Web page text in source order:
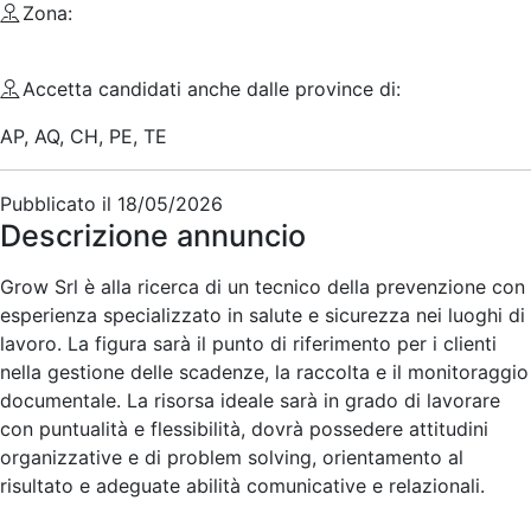
Zona:
Accetta candidati anche dalle province di:
AP, AQ, CH, PE, TE
Pubblicato il 18/05/2026
Descrizione annuncio
Grow Srl è alla ricerca di un tecnico della prevenzione con
esperienza specializzato in salute e sicurezza nei luoghi di
lavoro. La figura sarà il punto di riferimento per i clienti
nella gestione delle scadenze, la raccolta e il monitoraggio
documentale. La risorsa ideale sarà in grado di lavorare
con puntualità e flessibilità, dovrà possedere attitudini
organizzative e di problem solving, orientamento al
risultato e adeguate abilità comunicative e relazionali.